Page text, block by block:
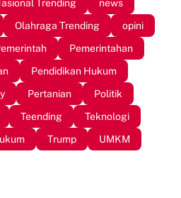
Trending
news
Olahraga Trending
opini
Pemerintahan
Pendidikan Hukum
Pertanian
Politik
Teending
Teknologi
Trump
UMKM